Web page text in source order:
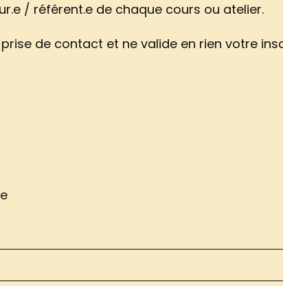
/ référent.e de chaque cours ou atelier.
prise de contact et ne valide en rien votre